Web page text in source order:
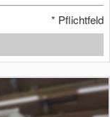
* Pflichtfeld